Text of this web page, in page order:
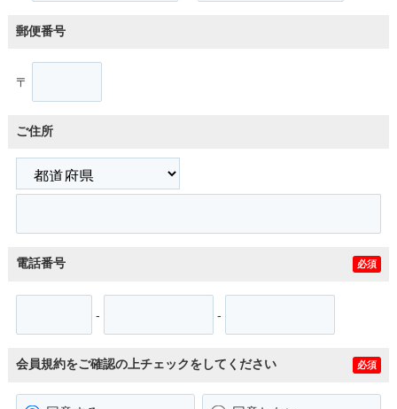
郵便番号
〒
ご住所
電話番号 必須
- -
会員規約をご確認の上チェックをしてください 必須